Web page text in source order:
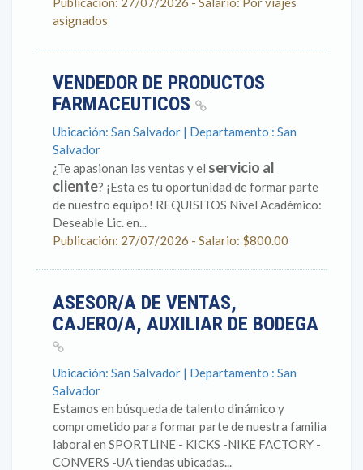
asignados
VENDEDOR DE PRODUCTOS
FARMACEUTICOS
Ubicación: San Salvador | Departamento : San
Salvador
¿Te apasionan las ventas y el servicio al
cliente? ¡Esta es tu oportunidad de formar parte
de nuestro equipo! REQUISITOS Nivel Académico:
Deseable Lic. en...
Publicación: 27/07/2026 - Salario: $800.00
ASESOR/A DE VENTAS,
CAJERO/A, AUXILIAR DE BODEGA
Ubicación: San Salvador | Departamento : San
Salvador
Estamos en búsqueda de talento dinámico y
comprometido para formar parte de nuestra familia
laboral en SPORTLINE - KICKS -NIKE FACTORY -
CONVERS -UA tiendas ubicadas...